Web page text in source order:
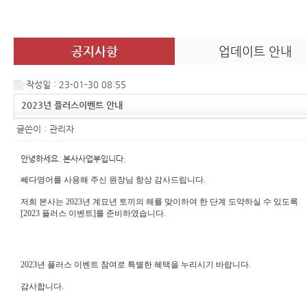
공지사항 업데이트 안내
작성일 : 23-01-30 08:55
2023년 플러스이벤트 안내
글쓴이 : 관리자
안녕하세요. 본사사업부입니다.
쎄다영어를 사용해 주신 원장님 항상 감사드립니다.
저희 본사는 2023년 계묘년 토끼의 해를 맞이하여 한 단계 도약하실 수 있도록
[2023 플러스 이벤트]를 준비하였습니다.
2023년 플러스 이벤트 참여로 특별한 혜택을 누리시기 바랍니다.
감사합니다.